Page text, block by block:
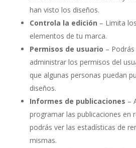
han visto los diseños.
Controla la edición – Limita
elementos de tu marca.
Permisos de usuario –
administrar los permisos del
que algunas personas puedan
diseños.
Informes de publicaciones –
programar las publicaciones en
podrás ver las estadísticas de
mismas.